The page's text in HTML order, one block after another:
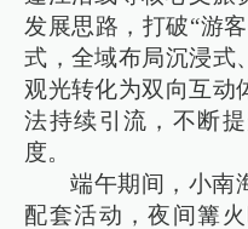
发展思路，打破“游
式，全域布局沉浸式
观光转化为双向互动
法持续引流，不断
度。
端午期间，小南
配套活动，夜间篝